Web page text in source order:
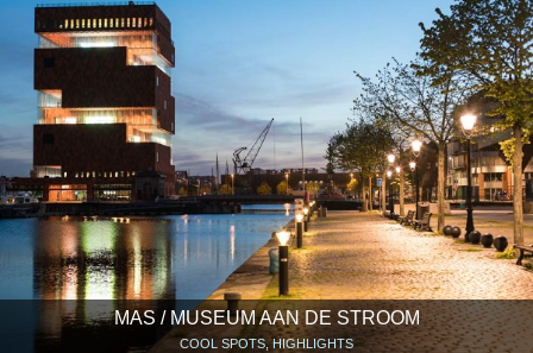
MAS / MUSEUM AAN DE STROOM
COOL SPOTS, HIGHLIGHTS